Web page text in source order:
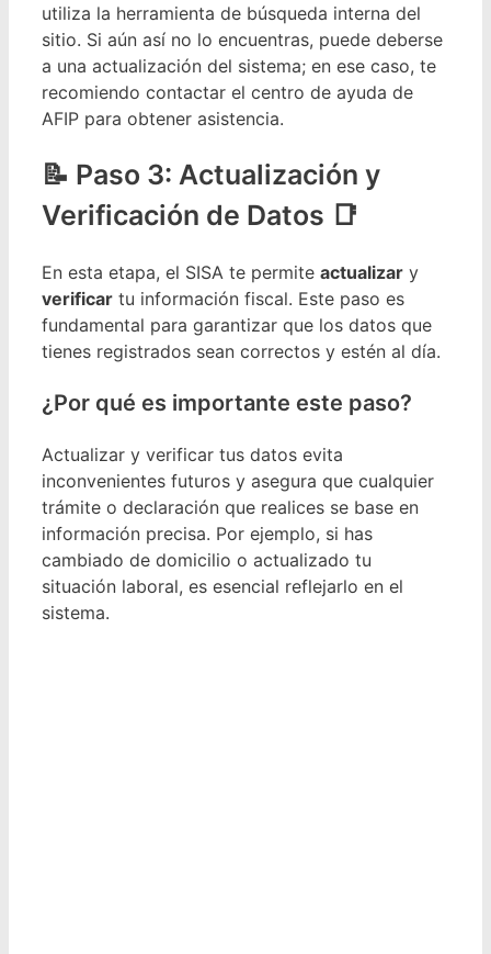
utiliza la herramienta de búsqueda interna del
sitio. Si aún así no lo encuentras, puede deberse
a una actualización del sistema; en ese caso, te
recomiendo contactar el centro de ayuda de
AFIP para obtener asistencia.
Paso 3: Actualización y
Verificación de Datos 📑
En esta etapa, el SISA te permite actualizar y
verificar tu información fiscal. Este paso es
fundamental para garantizar que los datos que
tienes registrados sean correctos y estén al día.
¿Por qué es importante este paso?
Actualizar y verificar tus datos evita
inconvenientes futuros y asegura que cualquier
trámite o declaración que realices se base en
información precisa. Por ejemplo, si has
cambiado de domicilio o actualizado tu
situación laboral, es esencial reflejarlo en el
sistema.